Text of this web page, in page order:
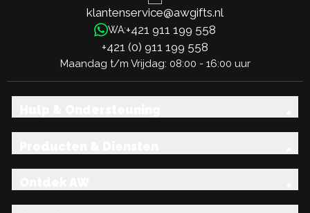
klantenservice@awgifts.nl
WA:+421 911 199 558
+421 (0) 911 199 558
Maandag t/m Vrijdag: 08:00 - 16:00 uur